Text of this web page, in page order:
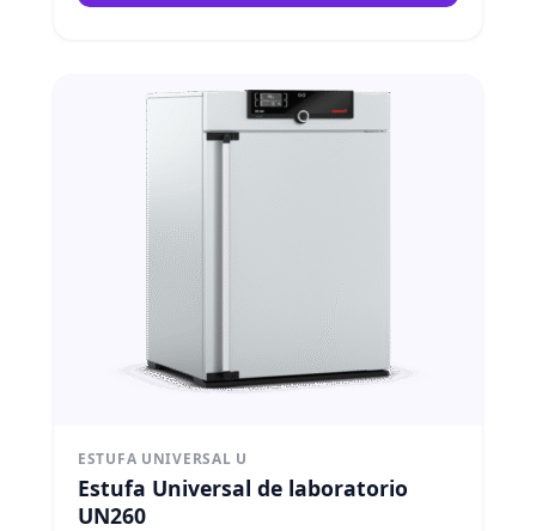
ESTUFA UNIVERSAL U
Estufa Universal de laboratorio
UN260